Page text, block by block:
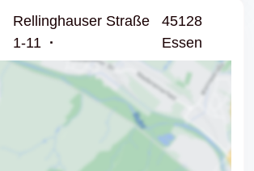
Rellinghauser Straße
1-11
45128
Essen